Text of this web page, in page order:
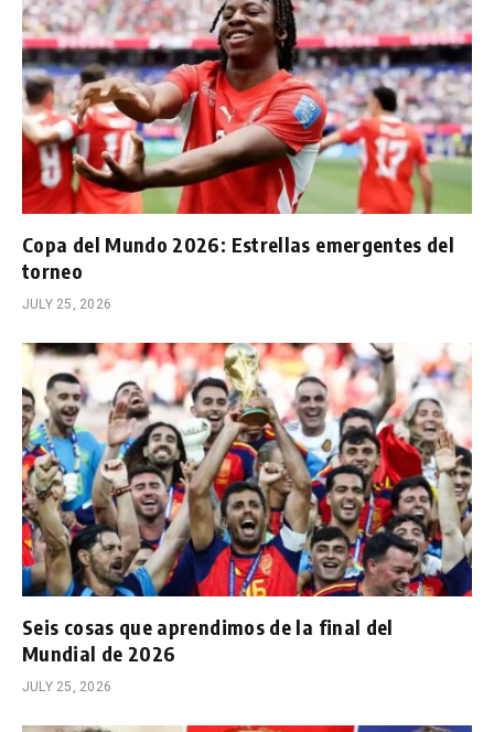
Copa del Mundo 2026: Estrellas emergentes del
torneo
JULY 25, 2026
Seis cosas que aprendimos de la final del
Mundial de 2026
JULY 25, 2026